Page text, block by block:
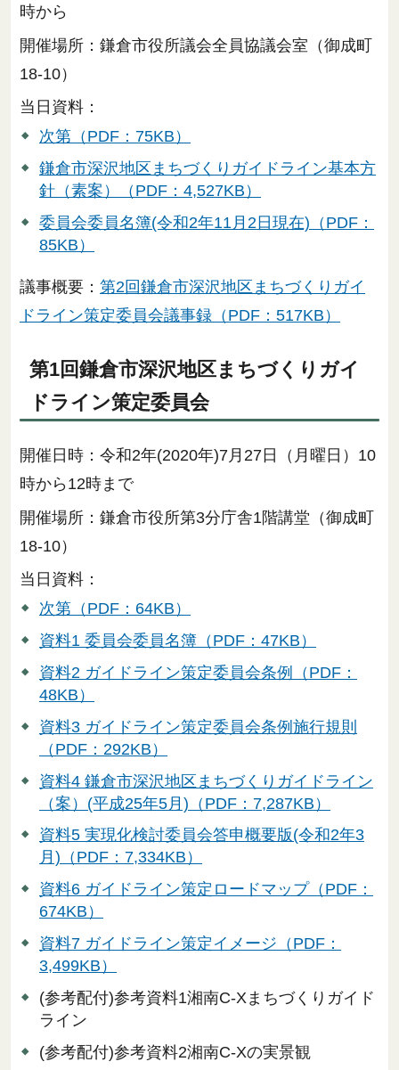
時から
開催場所：鎌倉市役所議会全員協議会室（御成町
18-10）
当日資料：
次第（PDF：75KB）
鎌倉市深沢地区まちづくりガイドライン基本方
針（素案）（PDF：4,527KB）
委員会委員名簿(令和2年11月2日現在)（PDF：
85KB）
議事概要： 第2回鎌倉市深沢地区まちづくりガイ
ドライン策定委員会議事録（PDF：517KB）
第1回鎌倉市深沢地区まちづくりガイ
ドライン策定委員会
開催日時：令和2年(2020年)7月27日（月曜日）10
時から12時まで
開催場所：鎌倉市役所第3分庁舎1階講堂（御成町
18-10）
当日資料：
次第（PDF：64KB）
資料1 委員会委員名簿（PDF：47KB）
資料2 ガイドライン策定委員会条例（PDF：
48KB）
資料3 ガイドライン策定委員会条例施行規則
（PDF：292KB）
資料4 鎌倉市深沢地区まちづくりガイドライン
（案）(平成25年5月)（PDF：7,287KB）
資料5 実現化検討委員会答申概要版(令和2年3
⽉)（PDF：7,334KB）
資料6 ガイドライン策定ロードマップ（PDF：
674KB）
資料7 ガイドライン策定イメージ（PDF：
3,499KB）
(参考配付)参考資料1湘南C-Xまちづくりガイド
ライン
(参考配付)参考資料2湘南C-Xの実景観